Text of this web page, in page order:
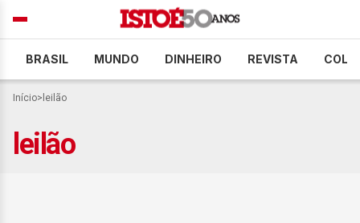
BRASIL MUNDO DINHEIRO REVISTA
Início> leilão
leilão